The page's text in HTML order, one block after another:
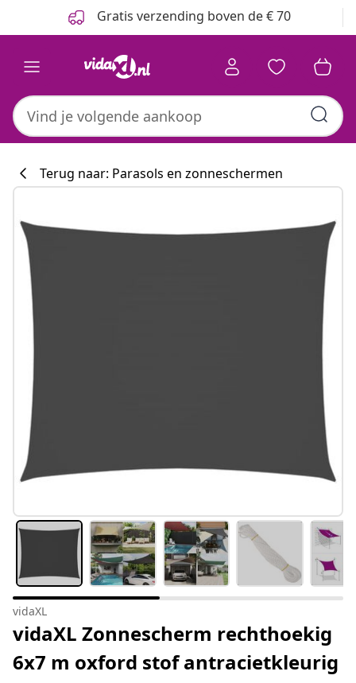
Gratis verzending boven de € 70
Terug naar: Parasols en zonneschermen
vidaXL
vidaXL Zonnescherm rechthoekig
6x7 m oxford stof antracietkleurig